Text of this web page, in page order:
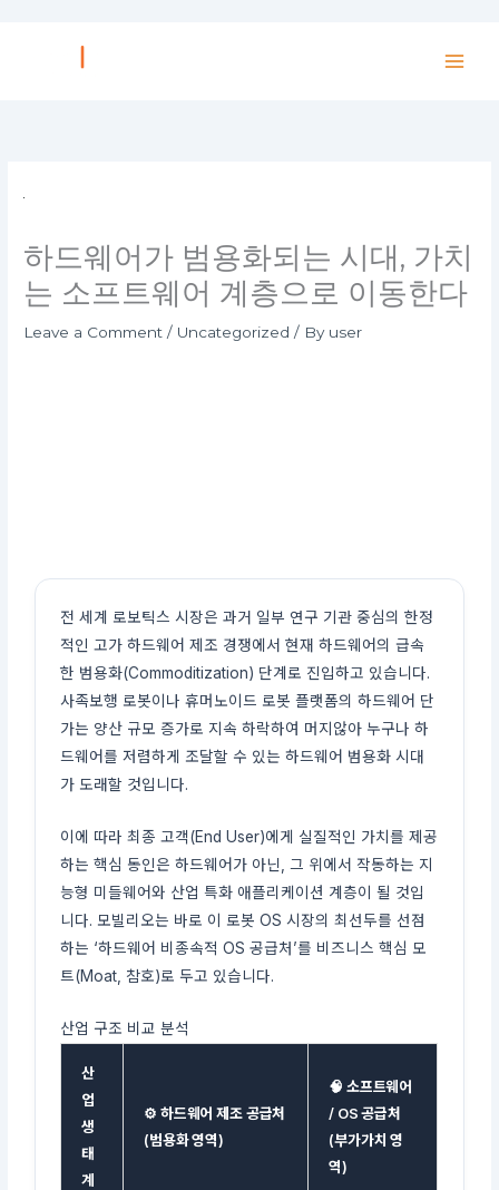
하드웨어가 범용화되는 시대, 가치
는 소프트웨어 계층으로 이동한다
Leave a Comment / Uncategorized / By user
전 세계 로보틱스 시장은 과거 일부 연구 기관 중심의 한정
적인 고가 하드웨어 제조 경쟁에서 현재 하드웨어의 급속
한 범용화(Commoditization) 단계로 진입하고 있습니다.
사족보행 로봇이나 휴머노이드 로봇 플랫폼의 하드웨어 단
가는 양산 규모 증가로 지속 하락하여 머지않아 누구나 하
드웨어를 저렴하게 조달할 수 있는 하드웨어 범용화 시대
가 도래할 것입니다.
이에 따라 최종 고객(End User)에게 실질적인 가치를 제공
하는 핵심 동인은 하드웨어가 아닌, 그 위에서 작동하는 지
능형 미들웨어와 산업 특화 애플리케이션 계층이 될 것입
니다. 모빌리오는 바로 이 로봇 OS 시장의 최선두를 선점
하는 ‘하드웨어 비종속적 OS 공급처’를 비즈니스 핵심 모
트(Moat, 참호)로 두고 있습니다.
산업 구조 비교 분석
산
업
생
태
계
⚙️ 하드웨어 제조 공급처
(범용화 영역)
🧠 소프트웨어
/ OS 공급처
(부가가치 영
역)